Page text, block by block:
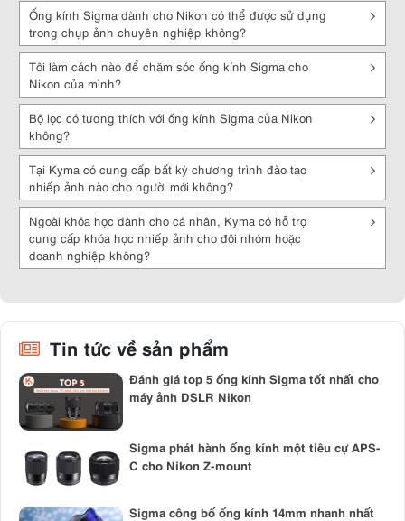
Chất lượng xây dựng tốt : Sigma nổi tiếng với việc sử dụng vật liệu
chất lượng cao và quy trình sản xuất chặt chẽ, tạo ra các sản phẩm
ống kính For Nikon đáng tin cậy về cả hiệu suất và độ bền.
Sự đa dạng trong dòng sản phẩm: Sigma cung cấp nhiều loại ống
kính khác nhau cho người dùng Nikon, từ ống kính góc siêu rộng đến
ống kính telephoto và macro. Điều này giúp bạn lựa chọn ống kính
phù hợp với nhu cầu chụp ảnh cụ thể của mình.
Với tất cả những đặc điểm độc đáo này, ống kính Sigma For Nikon
không chỉ là một công cụ mạnh mẽ cho các nhiếp ảnh gia, mà còn là
một trợ thủ đắc lực để thể hiện sự sáng tạo và sự đam mê trong
nhiếp ảnh. Ghé Kyma.vn và lựa chọn một sản phẩm hoàn hảo để
nâng cao khả năng sáng tạo của mình trong việc chụp ảnh bạn nhé!
Ống kính Sigma dành cho Nikon có thể được sử dụng
trong chụp ảnh chuyên nghiệp không?
Tôi làm cách nào để chăm sóc ống kính Sigma cho
Nikon của mình?
Bộ lọc có tương thích với ống kính Sigma của Nikon
không?
Tại Kyma có cung cấp bất kỳ chương trình đào tạo
nhiếp ảnh nào cho người mới không?
Ngoài khóa học dành cho cá nhân, Kyma có hỗ trợ
cung cấp khóa học nhiếp ảnh cho đội nhóm hoặc
doanh nghiệp không?
Tin tức về sản phẩm
Đánh giá top 5 ống kính Sigma tốt nhất cho
máy ảnh DSLR Nikon
Sigma phát hành ống kính một tiêu cự APS-
C cho Nikon Z-mount
Sigma công bố ống kính 14mm nhanh nhất